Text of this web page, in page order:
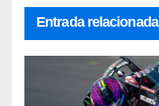
Entrada relacionada